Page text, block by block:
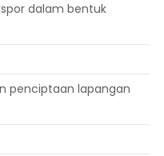
dalam bentuk
penciptaan lapangan